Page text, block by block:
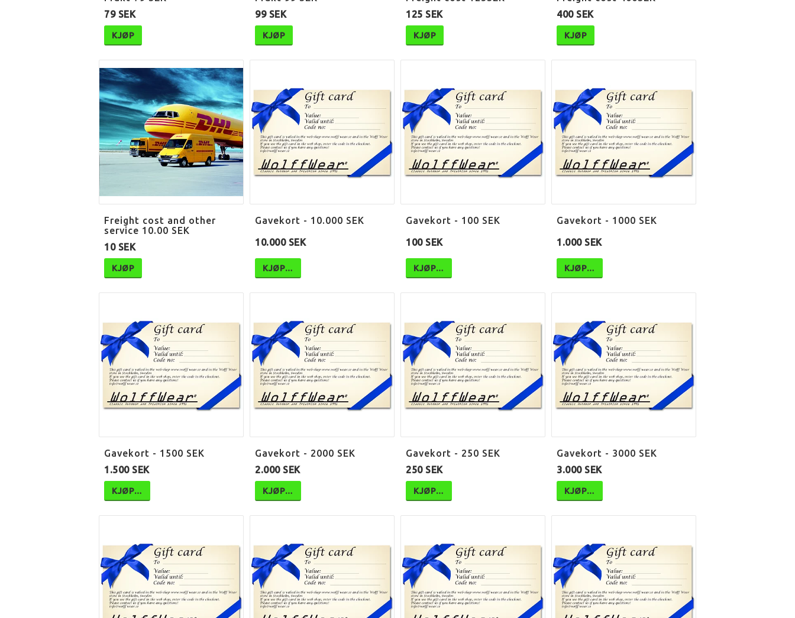
79 SEK
KJØP
99 SEK
KJØP
125 SEK
KJØP
400 SEK
KJØP
Freight cost and other
service 10.00 SEK
10 SEK
KJØP
Gavekort - 10.000 SEK
10.000 SEK
KJØP…
Gavekort - 100 SEK
100 SEK
KJØP…
Gavekort - 1000 SEK
1.000 SEK
KJØP…
Gavekort - 1500 SEK
1.500 SEK
KJØP…
Gavekort - 2000 SEK
2.000 SEK
KJØP…
Gavekort - 250 SEK
250 SEK
KJØP…
Gavekort - 3000 SEK
3.000 SEK
KJØP…